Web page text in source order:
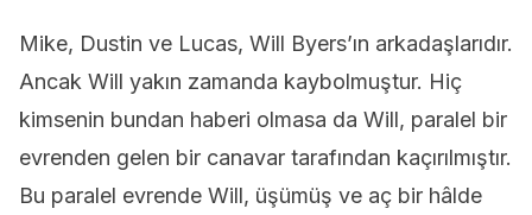
Mike, Dustin ve Lucas, Will Byers’ın arkadaşlarıdır.
Ancak Will yakın zamanda kaybolmuştur. Hiç
kimsenin bundan haberi olmasa da Will, paralel bir
evrenden gelen bir canavar tarafından kaçırılmıştır.
Bu paralel evrende Will, üşümüş ve aç bir hâlde